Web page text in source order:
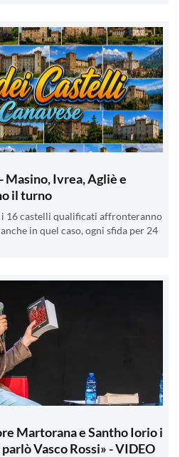
Masino, Ivrea, Agliè e
il turno
16 castelli qualificati affronteranno
in quel caso, ogni sfida per 24
Martorana e Santho Iorio i
Vasco Rossi» - VIDEO